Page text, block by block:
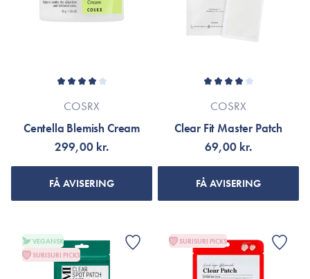
COSRX
Centella Blemish Cream
299,00 kr.
FÅ AVISERING
COSRX
Clear Fit Master Patch
69,00 kr.
FÅ AVISERING
VEGANSK
SURISURI PICKS
SURISURI PICKS